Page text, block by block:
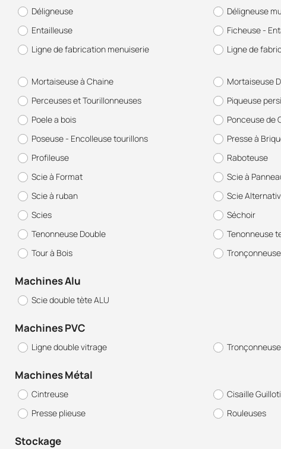
Déligneuse
Déligneuse
Entailleuse
Ficheuse -
Ligne de fabrication menuiserie
Ligne de
Mortaiseuse à Chaine
Mortaiseuse
Perceuses et Tourillonneuses
Piqueuse
Poele a bois
Ponceuse de
Poseuse - Encolleuse tourillons
Presse à
Profileuse
Raboteuse
Scie à Format
Scie à
Scie à ruban
Scie
Scies
Séchoir
Tenonneuse Double
Tenonneuse
Tour à Bois
Tronçonneuse
Machines Alu
Scie double tète ALU
Machines PVC
Ligne double vitrage
Machines Métal
Cintreuse Cisaille
Presse plieuse
Rouleuses
Stockage